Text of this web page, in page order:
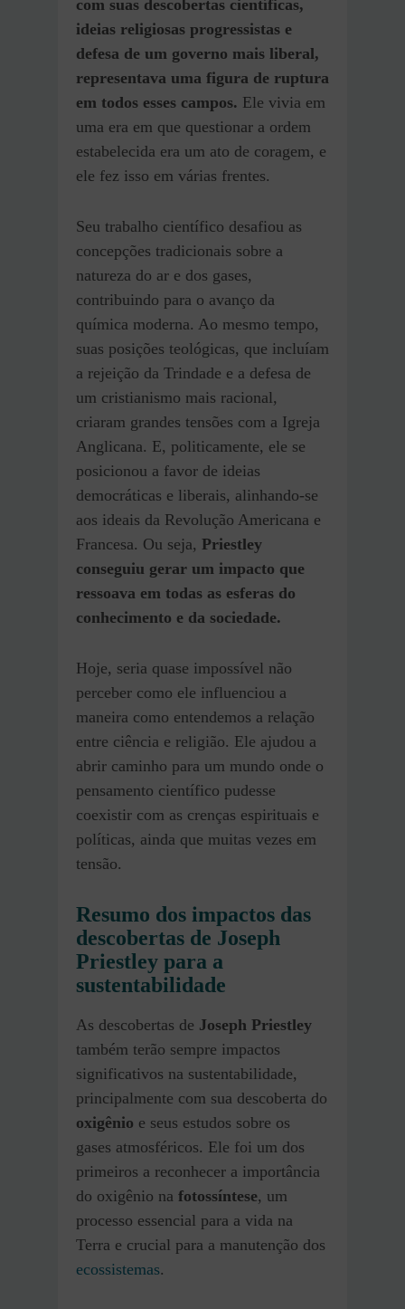
com suas descobertas científicas,
ideias religiosas progressistas e
defesa de um governo mais liberal,
representava uma figura de ruptura
em todos esses campos. Ele vivia em
uma era em que questionar a ordem
estabelecida era um ato de coragem, e
ele fez isso em várias frentes.
Seu trabalho científico desafiou as
concepções tradicionais sobre a
natureza do ar e dos gases,
contribuindo para o avanço da
química moderna. Ao mesmo tempo,
suas posições teológicas, que incluíam
a rejeição da Trindade e a defesa de
um cristianismo mais racional,
criaram grandes tensões com a Igreja
Anglicana. E, politicamente, ele se
posicionou a favor de ideias
democráticas e liberais, alinhando-se
aos ideais da Revolução Americana e
Francesa. Ou seja, Priestley
conseguiu gerar um impacto que
ressoava em todas as esferas do
conhecimento e da sociedade.
Hoje, seria quase impossível não
perceber como ele influenciou a
maneira como entendemos a relação
entre ciência e religião. Ele ajudou a
abrir caminho para um mundo onde o
pensamento científico pudesse
coexistir com as crenças espirituais e
políticas, ainda que muitas vezes em
tensão.
Resumo dos impactos das
descobertas de Joseph
Priestley para a
sustentabilidade
As descobertas de Joseph Priestley
também terão sempre impactos
significativos na sustentabilidade,
principalmente com sua descoberta do
oxigênio e seus estudos sobre os
gases atmosféricos. Ele foi um dos
primeiros a reconhecer a importância
do oxigênio na fotossíntese, um
processo essencial para a vida na
Terra e crucial para a manutenção dos
ecossistemas.